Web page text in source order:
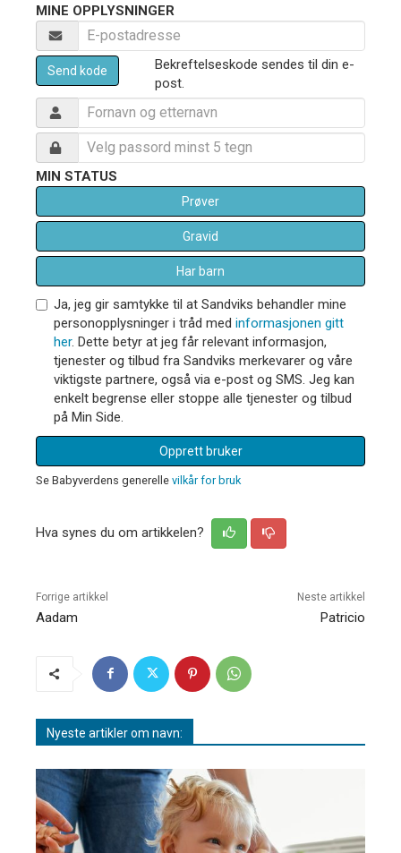
MINE OPPLYSNINGER
Send kode
Bekreftelseskode sendes til din e-
post.
MIN STATUS
Prøver
Gravid
Har barn
Ja, jeg gir samtykke til at Sandviks behandler mine
personopplysninger i tråd med informasjonen gitt
her. Dette betyr at jeg får relevant informasjon,
tjenester og tilbud fra Sandviks merkevarer og våre
viktigste partnere, også via e-post og SMS. Jeg kan
enkelt begrense eller stoppe alle tjenester og tilbud
på Min Side.
Opprett bruker
Se Babyverdens generelle vilkår for bruk
Hva synes du om artikkelen?
Forrige artikkel
Aadam
Neste artikkel
Patricio
Nyeste artikler om navn: